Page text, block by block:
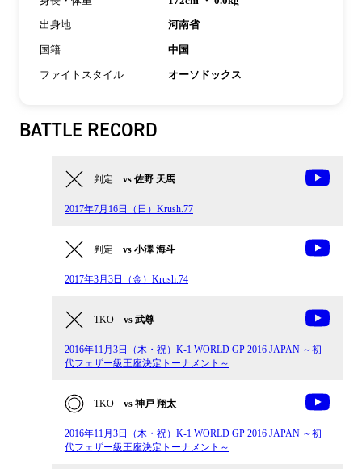
出身地 河南省
国籍 中国
ファイトスタイル オーソドックス
BATTLE RECORD
判定 vs 佐野 天馬
2017年7月16日（日）Krush.77
判定 vs 小澤 海斗
2017年3月3日（金）Krush.74
TKO vs 武尊
2016年11月3日（木・祝）K-1 WORLD GP 2016 JAPAN ～初
代フェザー級王座決定トーナメント～
TKO vs 神戸 翔太
2016年11月3日（木・祝）K-1 WORLD GP 2016 JAPAN ～初
代フェザー級王座決定トーナメント～